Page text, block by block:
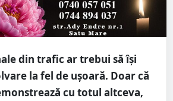
din trafic ar trebui să își
la fel de ușoară. Doar că
cu totul altceva,